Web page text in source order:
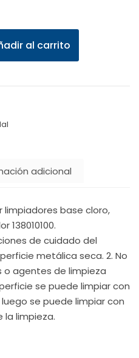
al carrito
adicional
limpiadores base cloro,
138010100.
de cuidado del
metálica seca. 2. No
agentes de limpieza
se puede limpiar con
se puede limpiar con
la limpieza.